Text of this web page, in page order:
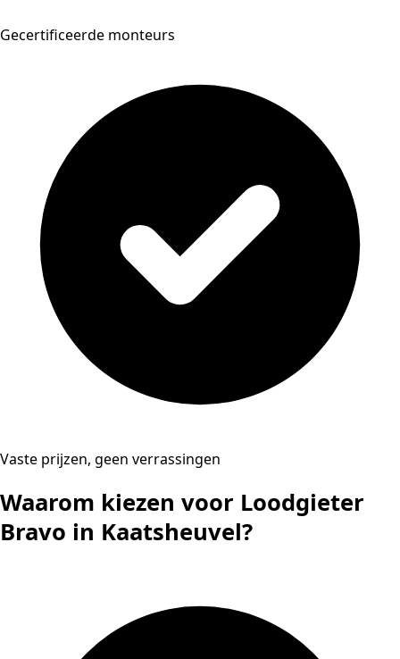
Gecertificeerde monteurs
Vaste prijzen, geen verrassingen
Waarom kiezen voor Loodgieter
Bravo in Kaatsheuvel?